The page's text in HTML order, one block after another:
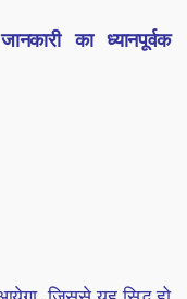
का ध्यानपूर्वक